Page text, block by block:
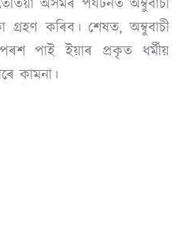
অসমৰ পৰ্যটনত অম্বুবাচী
কৰিব। শেষত, অম্বুবাচী
পাই ইয়াৰ প্ৰকৃত ধৰ্মীয়
কামনা।